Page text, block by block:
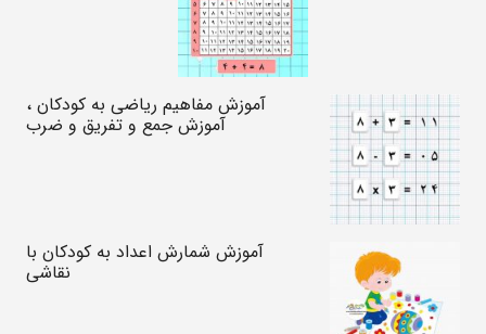
آموزش مفاهیم ریاضی به کودکان ،
آموزش جمع و تفریق و ضرب
آموزش شمارش اعداد به کودکان با
نقاشی